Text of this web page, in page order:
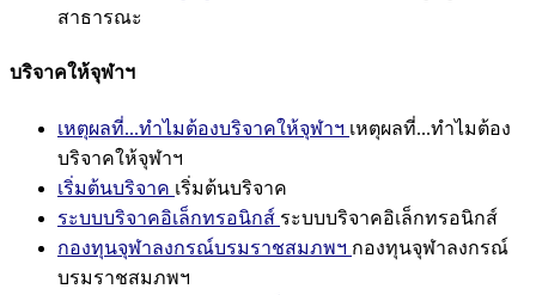
สาธารณะ
บริจาคให้จุฬาฯ
เหตุผลที่...ทำไมต้องบริจาคให้จุฬาฯ เหตุผลที่...ทำไมต้อง
บริจาคให้จุฬาฯ
เริ่มต้นบริจาค เริ่มต้นบริจาค
ระบบบริจาคอิเล็กทรอนิกส์ ระบบบริจาคอิเล็กทรอนิกส์
กองทุนจุฬาลงกรณ์บรมราชสมภพฯ กองทุนจุฬาลงกรณ์
บรมราชสมภพฯ